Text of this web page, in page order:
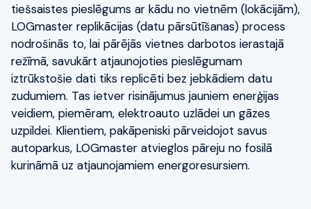
tiešsaistes pieslēgums ar kādu no vietnēm (lokācijām),
LOGmaster replikācijas (datu pārsūtīšanas) process
nodrošinās to, lai pārējās vietnes darbotos ierastajā
režīmā, savukārt atjaunojoties pieslēgumam
iztrūkstošie dati tiks replicēti bez jebkādiem datu
zudumiem. Tas ietver risinājumus jauniem enerģijas
veidiem, piemēram, elektroauto uzlādei un gāzes
uzpildei. Klientiem, pakāpeniski pārveidojot savus
autoparkus, LOGmaster atvieglos pāreju no fosilā
kurināmā uz atjaunojamiem energoresursiem.